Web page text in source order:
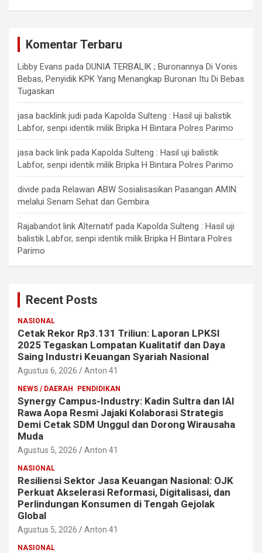
Komentar Terbaru
Libby Evans pada DUNIA TERBALIK ; Buronannya Di Vonis
Bebas, Penyidik KPK Yang Menangkap Buronan Itu Di Bebas
Tugaskan
jasa backlink judi pada Kapolda Sulteng : Hasil uji balistik
Labfor, senpi identik milik Bripka H Bintara Polres Parimo
jasa back link pada Kapolda Sulteng : Hasil uji balistik
Labfor, senpi identik milik Bripka H Bintara Polres Parimo
divide pada Relawan ABW Sosialisasikan Pasangan AMIN
melalui Senam Sehat dan Gembira
Rajabandot link Alternatif pada Kapolda Sulteng : Hasil uji
balistik Labfor, senpi identik milik Bripka H Bintara Polres
Parimo
Recent Posts
NASIONAL
Cetak Rekor Rp3.131 Triliun: Laporan LPKSI
2025 Tegaskan Lompatan Kualitatif dan Daya
Saing Industri Keuangan Syariah Nasional
Agustus 6, 2026 Anton 41
NEWS / DAERAH PENDIDIKAN
Synergy Campus-Industry: Kadin Sultra dan IAI
Rawa Aopa Resmi Jajaki Kolaborasi Strategis
Demi Cetak SDM Unggul dan Dorong Wirausaha
Muda
Agustus 5, 2026 Anton 41
NASIONAL
Resiliensi Sektor Jasa Keuangan Nasional: OJK
Perkuat Akselerasi Reformasi, Digitalisasi, dan
Perlindungan Konsumen di Tengah Gejolak
Global
Agustus 5, 2026 Anton 41
NASIONAL